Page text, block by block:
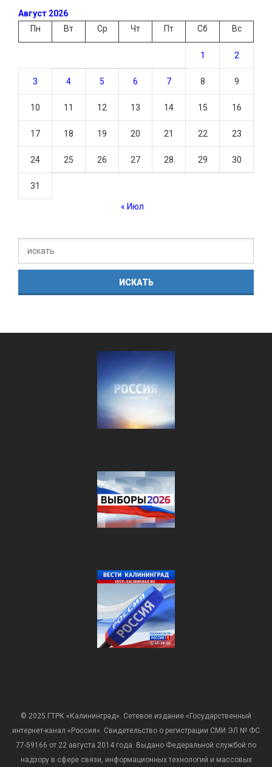
Август 2026
Пн
Вт Ср Чт Пт Сб Вс
1 2
3 4 5 6 7 8 9
10 11 12 13 14 15 16
17 18 19 20 21 22 23
24 25 26 27 28 29 30
31
« Июл
© 2025 ГТРК «Калининград». Сетевое издание «Государственный
интернет-канал «Россия». Свидетельство о регистрации СМИ ЭЛ № ФС
77-59166 от 22 августа 2014 года. Выдано Федеральной службой по
надзору в сфере связи, информационных технологий и массовых